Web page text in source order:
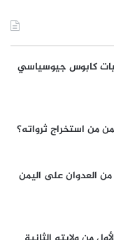
كابوس جيوسياسي
من استخراج ثرواته؟